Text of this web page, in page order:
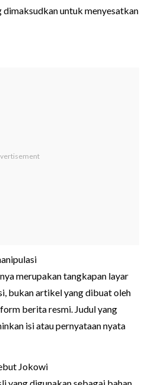
dimaksudkan untuk menyesatkan
merupakan tangkapan layar
bukan artikel yang dibuat oleh
berita resmi. Judul yang
isi atau pernyataan nyata
Jokowi
yang digunakan sebagai bahan